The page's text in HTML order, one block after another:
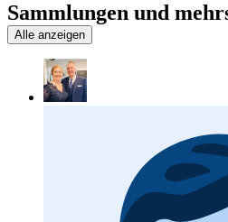
Sammlungen und
Alle anzeigen